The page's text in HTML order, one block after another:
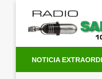
contenido
NOTICIA